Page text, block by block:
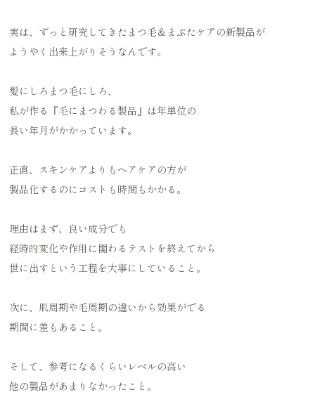
実は、ずっと研究してきたまつ毛＆まぶたケアの新製品が
ようやく出来上がりそうなんです。
髪にしろまつ毛にしろ、
私が作る『毛にまつわる製品』は年単位の
長い年月がかかっています。
正直、スキンケアよりもヘアケアの方が
製品化するのにコストも時間もかかる。
理由はまず、良い成分でも
経時的変化や作用に関わるテストを終えてから
世に出すという工程を大事にしていること。
次に、肌周期や毛周期の違いから効果がでる
期間に差もあること。
そして、参考になるくらいレベルの高い
他の製品があまりなかったこと。